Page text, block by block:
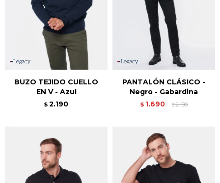
BUZO TEJIDO CUELLO
EN V - Azul
$ 2.190
PANTALÓN CLÁSICO -
Negro - Gabardina
$ 1.690 $2.190